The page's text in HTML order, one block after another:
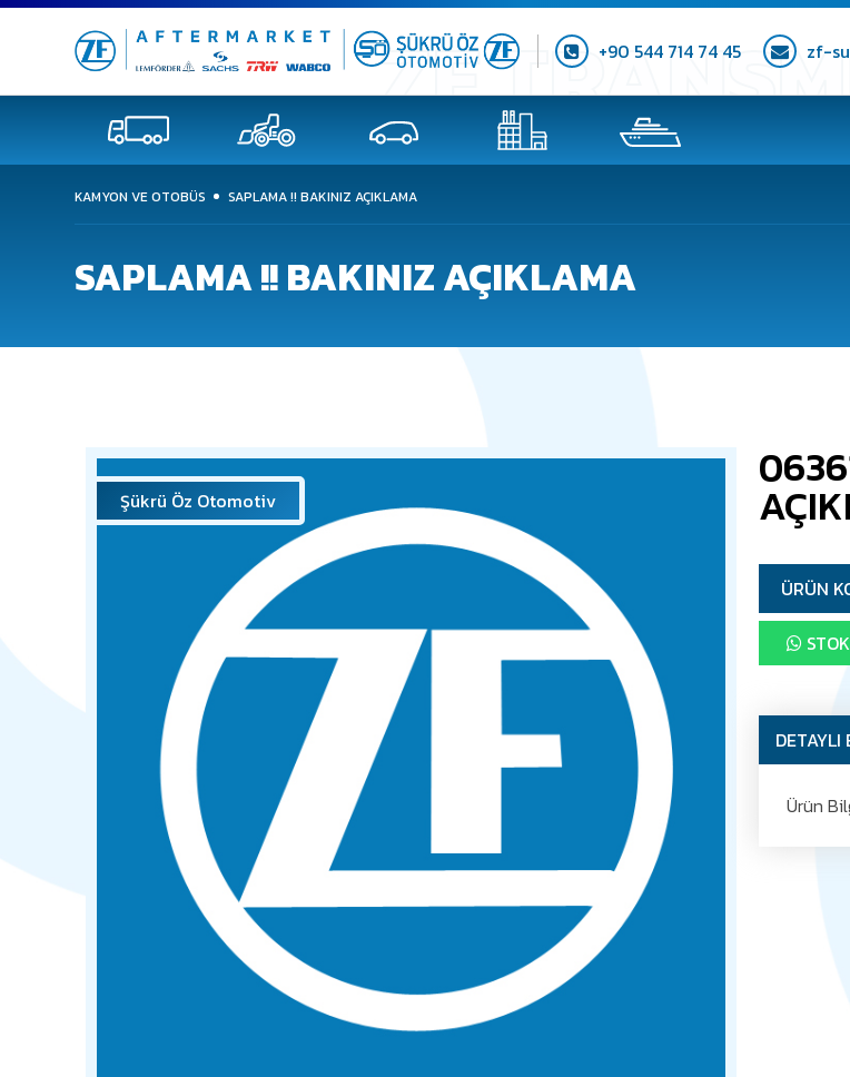
+90 544 714 74 45 zf-
KAMYON VE OTOBÜS SAPLAMA !! BAKINIZ AÇIKLAMA
SAPLAMA !! BAKINIZ AÇIKLAMA
Şükrü Öz Otomotiv
ÜRÜN
DETAYLI
Ürün